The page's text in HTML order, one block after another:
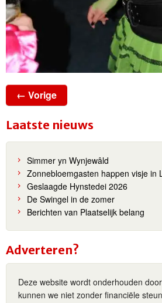
← Vorige
Laatste nieuws
Simmer yn Wynjewâld
Zonnebloemgasten happen visje in
Geslaagde Hynstedei 2026
De Swingel in de zomer
Berichten van Plaatselijk belang
Adverteren?
Deze website wordt onderhouden
kunnen we niet zonder financiële